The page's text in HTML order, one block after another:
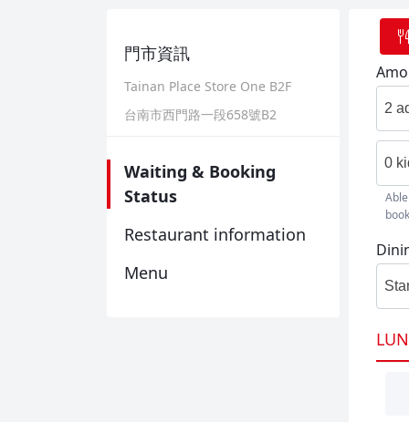
門市資訊
Tainan Place Store One B2F
台南市西門路一段658號B2
Waiting & Booking
Status
Restaurant information
Menu
2
0